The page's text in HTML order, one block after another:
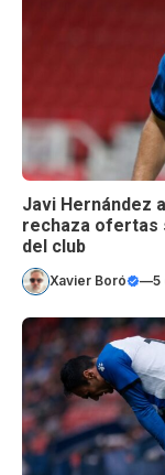
Javi Hernández
rechaza ofertas
del club
Xavier Boró —5